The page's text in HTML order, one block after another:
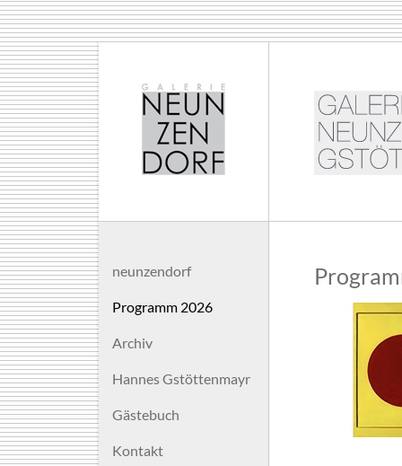
neunzendorf
Programm 2026
Archiv
Hannes Gstöttenmayr
Gästebuch
Kontakt